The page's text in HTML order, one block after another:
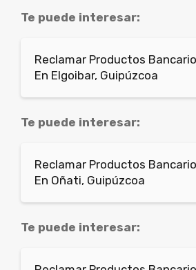
Te puede interesar:
Reclamar Productos
En Elgoibar, Guipúzcoa
Te puede interesar:
Reclamar Productos
En Oñati, Guipúzcoa
Te puede interesar: